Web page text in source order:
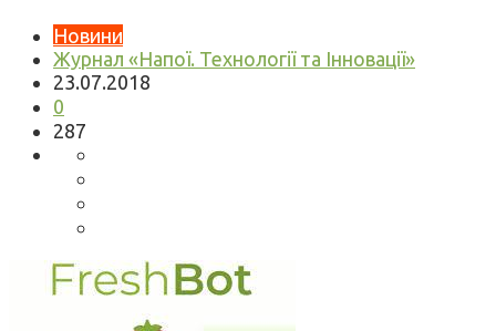
Новини
Журнал «Напої. Технології та Інновації»
23.07.2018
0
287